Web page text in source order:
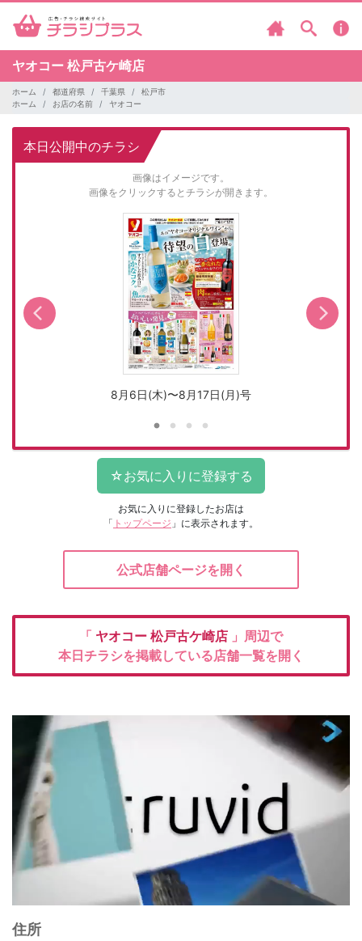
ヤオコー 松戸古ケ崎店
ホーム 都道府県 千葉県
松戸市
ホーム
お店の名前 ヤオコー
本日公開中のチラシ
画像はイメージです。
画像をクリックするとチラシが開きます。
8月6日(木)〜8月17日(月)号
お気に入りに登録したお店は
「 トップページ 」に表示されます。
公式店舗ページを開く
「 ヤオコー 松戸古ケ崎店 」周辺で
本日チラシを掲載している店舗一覧を開く
住所